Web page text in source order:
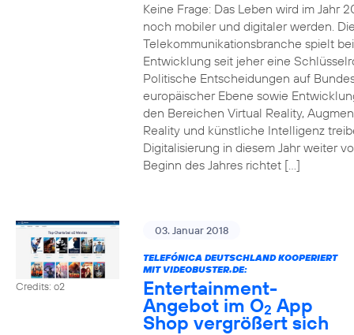
Keine Frage: Das Leben wird im Jahr
noch mobiler und digitaler werden.
Telekommunikationsbranche spielt
Entwicklung seit jeher eine
Politische Entscheidungen auf
europäischer Ebene sowie
den Bereichen Virtual Reality,
Reality und künstliche Intelligenz
Digitalisierung in diesem Jahr weiter
Beginn des Jahres richtet […]
Credits: o2
03. Januar 2018
TELEFÓNICA DEUTSCHLAND KOOPERIERT
MIT VIDEOBUSTER.DE:
Entertainment-
Angebot im O2 App
Shop vergrößert sich